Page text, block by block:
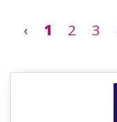
‹ 1 2 3